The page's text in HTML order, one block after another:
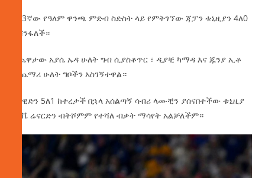
በ23ኛው የዓለም ዋንጫ ምድብ ስድስት ላይ የምትገኘው ጃፓን ቱኒዚያን 4ለ0
አሸንፋለች።
በጨዋታው አያሴ ኡዳ ሁለት ግብ ሲያስቆጥር ፣ ዲያቺ ካማዳ እና ጁንያ ኢቶ
ተጨማሪ ሁለት ግቦችን አስገኝተዋል።
በስዊድን 5ለ1 ከተረታች በኋላ አሰልጣኝ ሳብሪ ላሙቺን ያሰናበተችው ቱኒዚያ
ሄርቬ ሬናርድን ብትሾምም የተሻለ ብቃት ማሳየት አልቻለችም።